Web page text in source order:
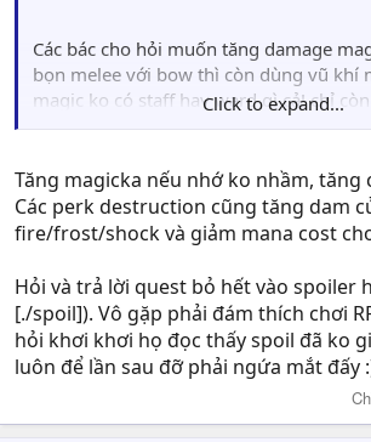
Các bác cho hỏi muốn tăng damage
bọn melee với bow thì còn dùng vũ khí
magic ko có staff hay ward gì cả! chỉ
sách.
Ví dụ tăng Destruction thì có tăng
Click to expand...
Tăng magicka nếu nhớ ko nhầm, tăng
Các perk destruction cũng tăng dam
fire/frost/shock và giảm mana cost
Hỏi và trả lời quest bỏ hết vào spoiler
[./spoil]). Vô gặp phải đám thích chơi
hỏi khơi khơi họ đọc thấy spoil đã ko
luôn để lần sau đỡ phải ngứa mắt đấy